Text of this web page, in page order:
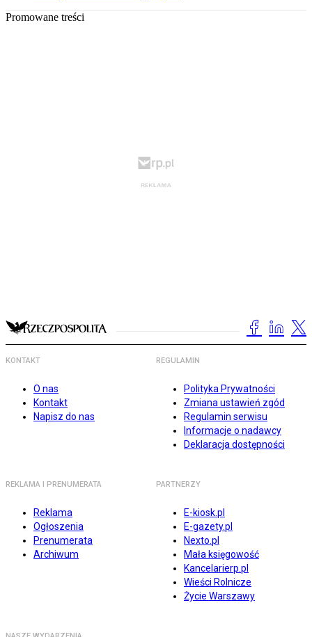
Promowane treści
KONTAKT
O nas
Kontakt
Napisz do nas
REGULAMIN
Polityka Prywatności
Zmiana ustawień zgód
Regulamin serwisu
Informacje o nadawcy
Deklaracja dostępności
REKLAMA I PRENUMERATA
Reklama
Ogłoszenia
Prenumerata
Archiwum
PARTNERZY
E-kiosk.pl
E-gazety.pl
Nexto.pl
Mała księgowość
Kancelarierp.pl
Wieści Rolnicze
Życie Warszawy